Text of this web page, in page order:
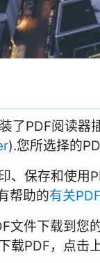
了PDF阅读器
).您所选择的
、保存和使用
帮助的有关
文件下载到您
载PDF，点击